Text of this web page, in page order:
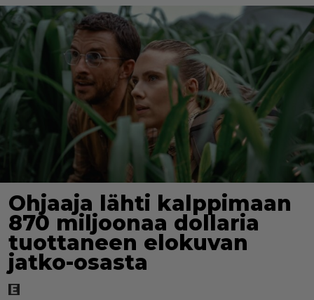
Ohjaaja lähti kalppimaan
870 miljoonaa dollaria
tuottaneen elokuvan
jatko-osasta